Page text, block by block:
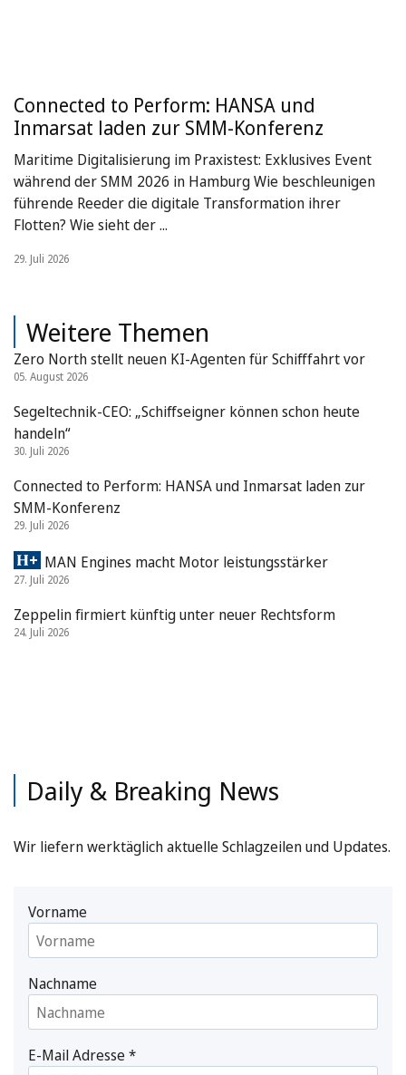
Connected to Perform: HANSA und
Inmarsat laden zur SMM-Konferenz
Maritime Digitalisierung im Praxistest: Exklusives Event
während der SMM 2026 in Hamburg Wie beschleunigen
führende Reeder die digitale Transformation ihrer
Flotten? Wie sieht der ...
29. Juli 2026
Weitere Themen
Zero North stellt neuen KI-Agenten für Schifffahrt vor
05. August 2026
Segeltechnik-CEO: „Schiffseigner können schon heute
handeln“
30. Juli 2026
Connected to Perform: HANSA und Inmarsat laden zur
SMM-Konferenz
29. Juli 2026
MAN Engines macht Motor leistungsstärker
27. Juli 2026
Zeppelin firmiert künftig unter neuer Rechtsform
24. Juli 2026
Daily & Breaking News
Wir liefern werktäglich aktuelle Schlagzeilen und Updates.
Vorname
Nachname
E-Mail Adresse*